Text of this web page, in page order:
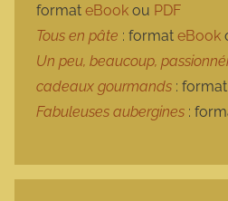
format eBook ou PDF
Tous en pâte : format eBook
Un peu, beaucoup,
cadeaux gourmands : format
Fabuleuses aubergines :